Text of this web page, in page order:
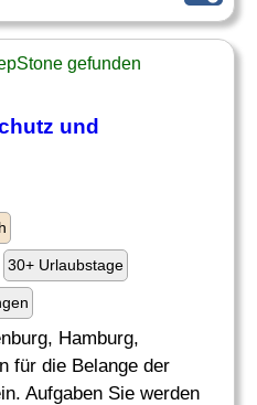
gefunden
und
30+ Urlaubstage
Hamburg,
für die Belange der
Aufgaben Sie werden